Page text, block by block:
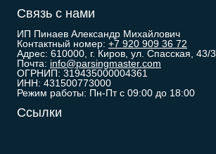
Связь с нами
ИП Пинаев Александр Михайлович
Контактный номер: +7 920 909 36 72
Адрес: 610000, г. Киров, ул. Спасская, 43/3.
Почта: info@parsingmaster.com
ОГРНИП: 319435000004361
ИНН: 431500773000
Режим работы: Пн-Пт с 09:00 до 18:00
Ссылки